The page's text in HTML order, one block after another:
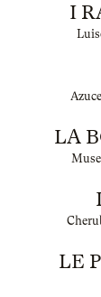
I
LA
LE